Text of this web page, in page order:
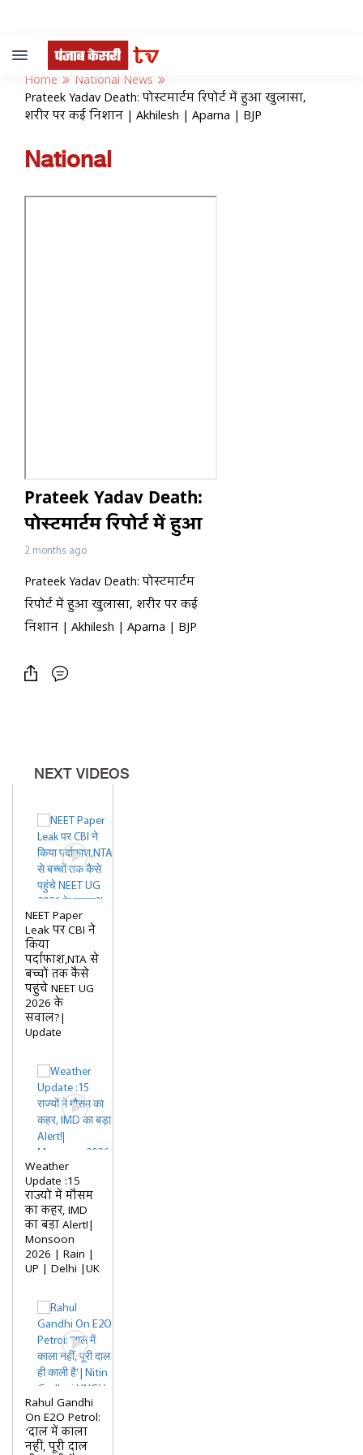
Toggle
navigation
Home
National News
Prateek Yadav Death: पोस्टमार्टम रिपोर्ट में हुआ खुलासा,
शरीर पर कई निशान | Akhilesh | Aparna | BJP
National
Prateek Yadav Death:
पोस्टमार्टम रिपोर्ट में हुआ
खुलासा, शरीर पर कई
निशान | Akhilesh |
Aparna | BJP
2 months ago
Prateek Yadav Death: पोस्टमार्टम
रिपोर्ट में हुआ खुलासा, शरीर पर कई
निशान | Akhilesh | Aparna | BJP
NEXT VIDEOS
NEET Paper
Leak पर CBI ने
किया
पर्दाफाश,NTA से
बच्चों तक कैसे
पहुंचे NEET UG
2026 के
सवाल?|
Update
Weather
Update :15
राज्यों में मौसम
का कहर, IMD
का बड़ा Alert!|
Monsoon
2026 | Rain |
UP | Delhi |UK
Rahul Gandhi
On E2O Petrol:
‘दाल में काला
नहीं, पूरी दाल